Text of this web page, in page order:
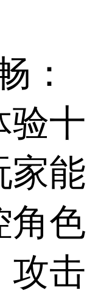
：
验十
家能
角色
攻击